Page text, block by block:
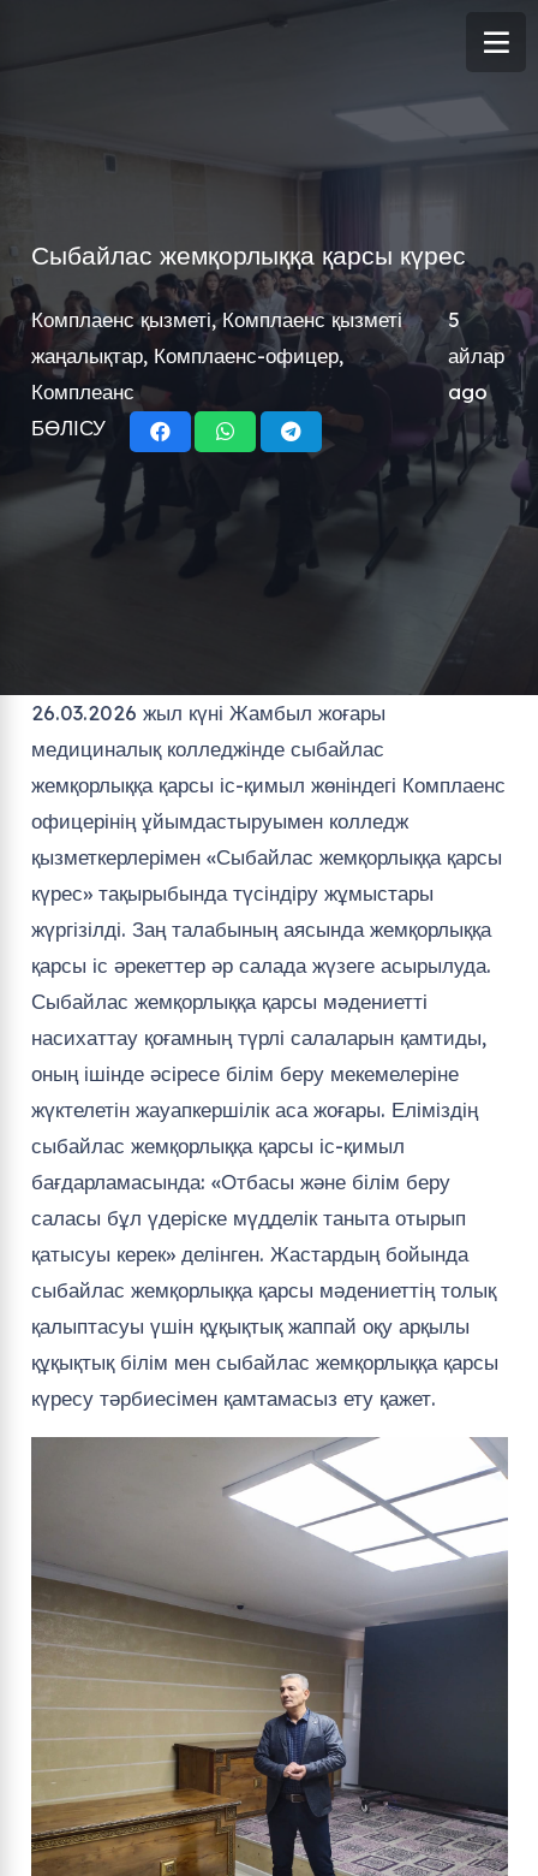
Сыбайлас жемқорлыққа қарсы күрес
Комплаенс қызметі,Комплаенс қызметі
жаңалықтар, Комплаенс-офицер,
Комплеанс
5
айлар
ago
БӨЛІСУ
26.03.2026 жыл күні Жамбыл жоғары
медициналық колледжінде сыбайлас
жемқорлыққа қарсы іс-қимыл жөніндегі Комплаенс
офицерінің ұйымдастыруымен колледж
қызметкерлерімен «Сыбайлас жемқорлыққа қарсы
күрес» тақырыбында түсіндіру жұмыстары
жүргізілді. Заң талабының аясында жемқорлыққа
қарсы іс әрекеттер әр салада жүзеге асырылуда.
Сыбайлас жемқорлыққа қарсы мәдениетті
насихаттау қоғамның түрлі салаларын қамтиды,
оның ішінде әсіресе білім беру мекемелеріне
жүктелетін жауапкершілік аса жоғары. Еліміздің
сыбайлас жемқорлыққа қарсы іс-қимыл
бағдарламасында: «Отбасы және білім беру
саласы бұл үдеріске мүдделік таныта отырып
қатысуы керек» делінген. Жастардың бойында
сыбайлас жемқорлыққа қарсы мәдениеттің толық
қалыптасуы үшін құқықтық жаппай оқу арқылы
құқықтық білім мен сыбайлас жемқорлыққа қарсы
күресу тәрбиесімен қамтамасыз ету қажет.